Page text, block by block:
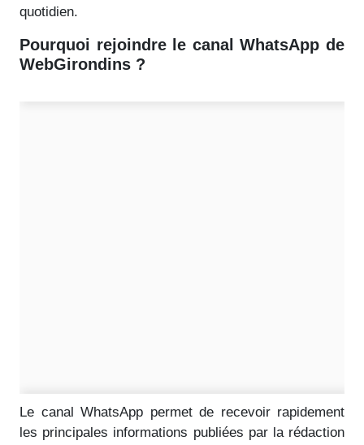
quotidien.
Pourquoi rejoindre le canal WhatsApp de
WebGirondins ?
Le canal WhatsApp permet de recevoir rapidement
les principales informations publiées par la rédaction